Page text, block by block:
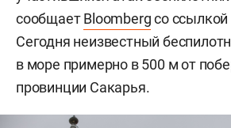
сообщаетBloombergсо ссылкой
Сегодня неизвестный
в море примерно в 500 м от
провинции Сакарья.